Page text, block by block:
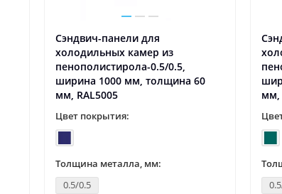
Сэндвич-панели для
холодильных камер из
пенополистирола-0.5/0.5,
ширина 1000 мм, толщина 60
мм, RAL5005
Цвет покрытия:
Толщина металла, мм:
0.5/0.5
мм,